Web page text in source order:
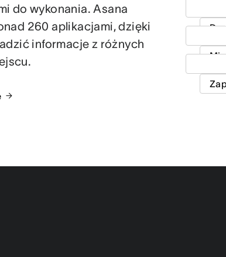
do wykonania. Asana
260 aplikacjami, dzięki
informacje z różnych